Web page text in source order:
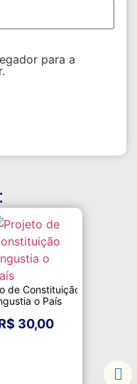
para a
de Constituição
o País
30,00